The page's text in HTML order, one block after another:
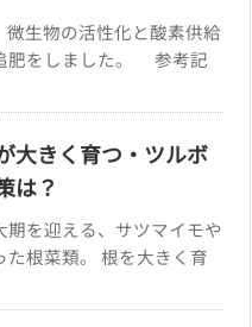
微生物の活性化と酸素供給
肥をしました。 参考記
大きく育つ・ツルボ
は？
期を迎える、サツマイモや
根菜類。 根を大きく育